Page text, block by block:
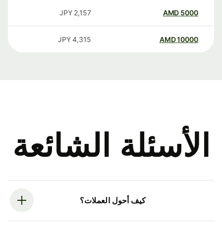
5000
AMD
2,157
JPY
10000
AMD
4,315
JPY
الأسئلة الشائعة
كيف أحول العملات؟